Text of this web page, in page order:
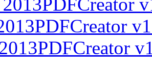
PDFCreator
PDFCreator